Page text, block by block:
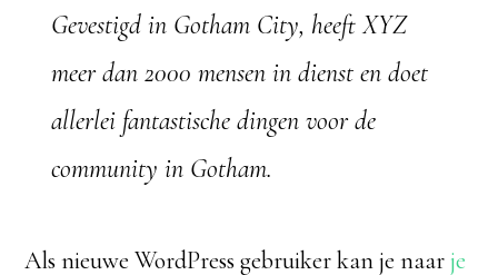
Gevestigd in Gotham City, heeft XYZ
meer dan 2000 mensen in dienst en doet
allerlei fantastische dingen voor de
community in Gotham.
Als nieuwe WordPress gebruiker kan je naar je